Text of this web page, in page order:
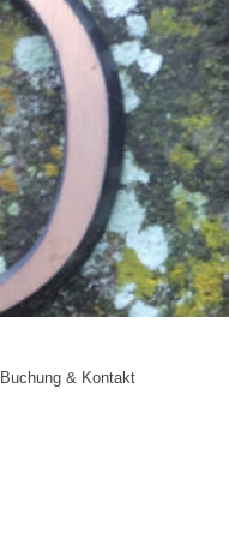
Buchung & Kontakt